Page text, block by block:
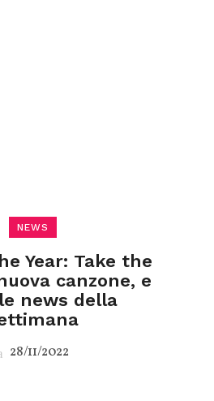
NEWS
Year: Take the
canzone, e
news della
28/11/2022